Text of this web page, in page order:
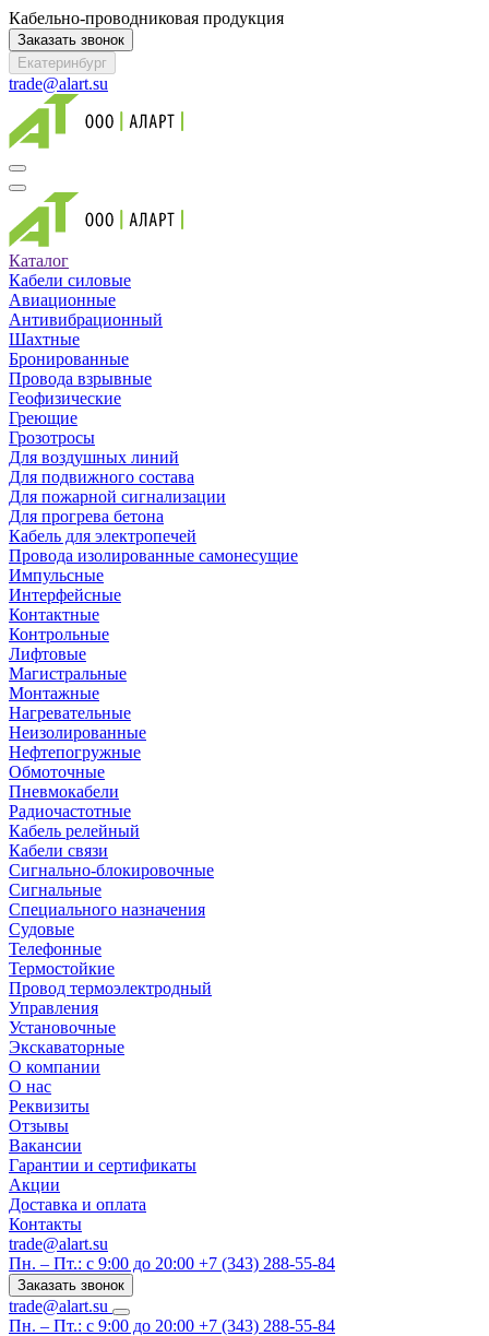
Кабельно-проводниковая продукция
Заказать звонок
Екатеринбург
trade@alart.su
Каталог
Кабели силовые
Авиационные
Антивибрационный
Шахтные
Бронированные
Провода взрывные
Геофизические
Греющие
Грозотросы
Для воздушных линий
Для подвижного состава
Для пожарной сигнализации
Для прогрева бетона
Кабель для электропечей
Провода изолированные самонесущие
Импульсные
Интерфейсные
Контактные
Контрольные
Лифтовые
Магистральные
Монтажные
Нагревательные
Неизолированные
Нефтепогружные
Обмоточные
Пневмокабели
Радиочастотные
Кабель релейный
Кабели связи
Сигнально-блокировочные
Сигнальные
Специального назначения
Судовые
Телефонные
Термостойкие
Провод термоэлектродный
Управления
Установочные
Экскаваторные
О компании
О нас
Реквизиты
Отзывы
Вакансии
Гарантии и сертификаты
Акции
Доставка и оплата
Контакты
trade@alart.su
Пн. – Пт.: с 9:00 до 20:00 +7 (343) 288-55-84
Заказать звонок
trade@alart.su
Пн. – Пт.: с 9:00 до 20:00 +7 (343) 288-55-84